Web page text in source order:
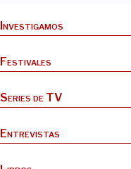
Investigamos
Festivales
Series de TV
Entrevistas